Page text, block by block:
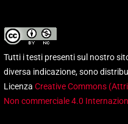
Tutti i testi presenti sul nostro
diversa indicazione, sono
Licenza Creative Commons
Non commerciale 4.0